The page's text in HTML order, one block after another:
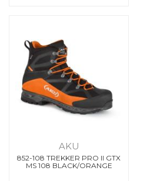
AKU
852-108 TREKKER PRO II GTX
MS 108 BLACK/ORANGE